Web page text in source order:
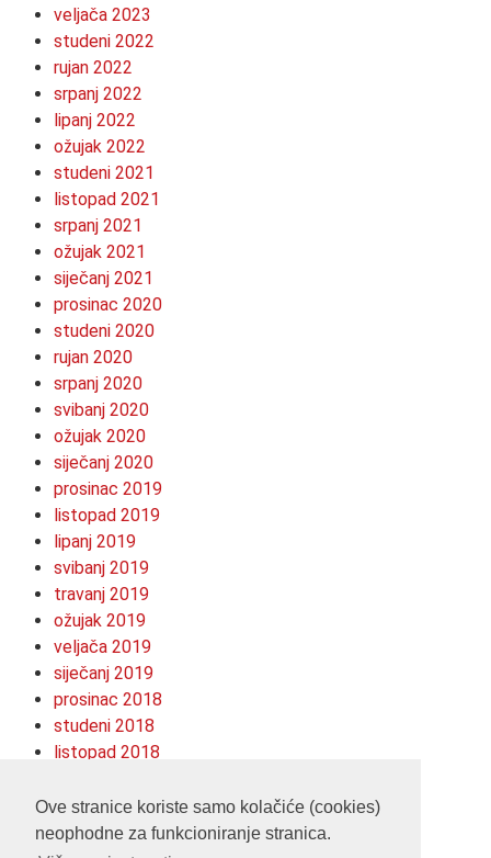
Ove stranice koriste samo kolačiće (cookies)
neophodne za funkcioniranje stranica.
veljača 2023
studeni 2022
rujan 2022
srpanj 2022
lipanj 2022
ožujak 2022
studeni 2021
listopad 2021
srpanj 2021
ožujak 2021
siječanj 2021
prosinac 2020
studeni 2020
rujan 2020
srpanj 2020
svibanj 2020
ožujak 2020
siječanj 2020
prosinac 2019
listopad 2019
lipanj 2019
svibanj 2019
travanj 2019
ožujak 2019
veljača 2019
siječanj 2019
prosinac 2018
studeni 2018
listopad 2018
srpanj 2018